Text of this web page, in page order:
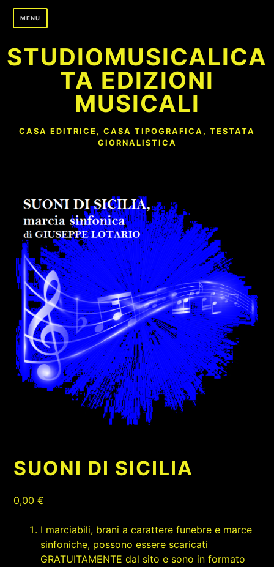
Skip
MENU
STUDIOMUSICALICA
TA EDIZIONI
MUSICALI
CASA EDITRICE, CASA TIPOGRAFICA, TESTATA
GIORNALISTICA
SUONI DI SICILIA
0,00€
I marciabili, brani a carattere funebre e marce
sinfoniche, possono essere scaricati
GRATUITAMENTE dal sito e sono in formato